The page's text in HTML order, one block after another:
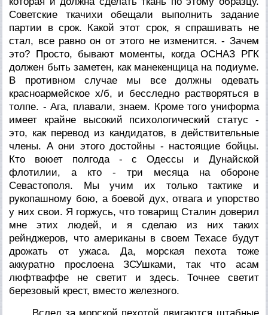
Советские ткачихи обещали выполнить задание
партии в срок. Какой этот срок, я спрашивать не
стал, все равно он от этого не изменится. - Зачем
это? Просто, бывают моменты, когда ОСНАЗ РГК
должен быть заметен, как манекенщица на подиуме.
В противном случае мы все должны одевать
красноармейское х/б, и бесследно растворяться в
толпе. - Ага, плавали, знаем. Кроме того униформа
имеет крайне высокий психологический статус -
это, как перевод из кандидатов, в действительные
члены. А они этого достойны - настоящие бойцы.
Кто воюет полгода - с Одессы и Дунайской
флотилии, а кто - три месяца на обороне
Севастополя. Мы учим их только тактике и
рукопашному бою, а боевой дух, отвага и упорство
у них свои. Я горжусь, что товарищ Сталин доверил
мне этих людей, и я сделаю из них таких
рейнджеров, что американы в своем Техасе будут
дрожать от ужаса. Да, морская пехота тоже
аккуратно прослоена ЗСУшками, так что асам
люфтваффе не светит и здесь. Точнее светит
березовый крест, вместо железного.